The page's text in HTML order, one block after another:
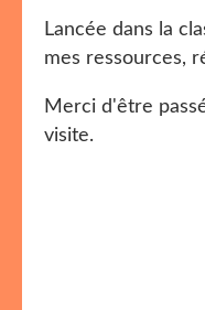
Lancée dans la
mes ressources,
Merci d'être
visite.